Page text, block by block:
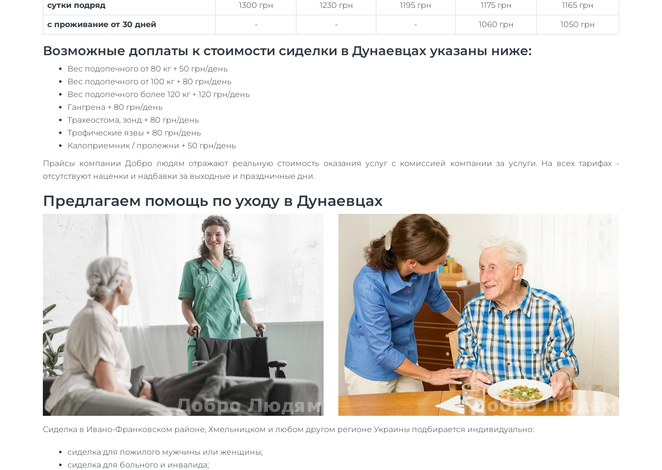
сутки подряд 1300 грн 1230 грн 1195 грн 1175 грн 1165 грн
с проживание от 30 дней - - - 1060 грн 1050 грн
Возможные доплаты к стоимости сиделки в Дунаевцах указаны ниже:
Вес подопечного от 80 кг + 50 грн/день
Вес подопечного от 100 кг + 80 грн/день
Вес подопечного более 120 кг + 120 грн/день
Гангрена + 80 грн/день
Трахеостома, зонд + 80 грн/день
Трофические язвы + 80 грн/день
Калоприемник / пролежни + 50 грн/день
Прайсы компании Добро людям отражают реальную стоимость оказания услуг с комиссией компании за услуги. На всех тарифах -
отсутствуют наценки и надбавки за выходные и праздничные дни.
Предлагаем помощь по уходу в Дунаевцах
Сиделка в Ивано-Франковском районе, Хмельницком и любом другом регионе Украины подбирается индивидуально:
сиделка для пожилого мужчины или женщины;
сиделка для больного и инвалида;